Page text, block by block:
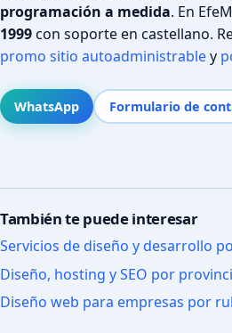
programación a medida. En
1999con soporte en castellano.
promo sitio autoadministrabley
WhatsApp Formulario de
También te puede interesar
Servicios de diseño y desarrollo
Diseño, hosting y SEO por
Diseño web para empresas por